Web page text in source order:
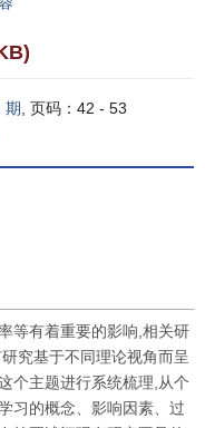
期 , 页码：42 - 53
等有着重要的影响,相关研
究基于不同理论视角而呈
个主题进行系统梳理,从个
习的概念、影响因素、过